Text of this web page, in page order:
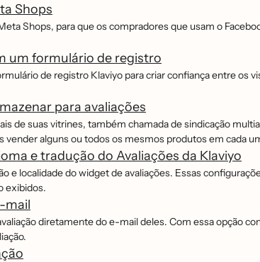
Shops
Shops, para que os compradores que usam o
um formulário de registro
de registro Klaviyo para criar confiança entre os
para avaliações
de suas vitrines, também chamada de sindicação
alguns ou todos os mesmos produtos em cada
e tradução do Avaliações da Klaviyo
e localidade do widget de avaliações. Essas
exibidos.
mail
diretamente do e-mail deles. Com essa opção